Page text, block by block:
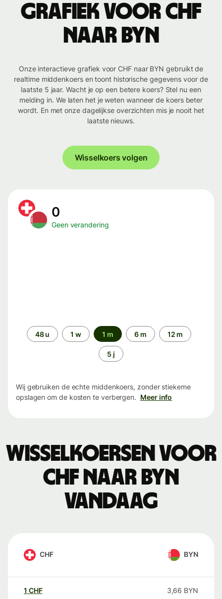
Grafiek voor CHF
naar BYN
Onze interactieve grafiek voor CHF naar BYN gebruikt de
realtime middenkoers en toont historische gegevens voor de
laatste 5 jaar. Wacht je op een betere koers? Stel nu een
melding in. We laten het je weten wanneer de koers beter
wordt. En met onze dagelijkse overzichten mis je nooit het
laatste nieuws.
Wisselkoers volgen
0
Geen verandering
Periode48 u 1 w 1 m 6 m 12 m
5 j
Wij gebruiken de echte middenkoers, zonder stiekeme
opslagen om de kosten te verbergen. Meer info
Wisselkoersen voor
CHF naar BYN
vandaag
CHF BYN
1 CHF 3,66 BYN